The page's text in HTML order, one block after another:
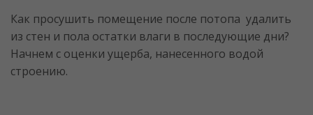
Как просушить помещение после потопа удалить
из стен и пола остатки влаги в последующие дни?
Начнем с оценки ущерба, нанесенного водой
строению.